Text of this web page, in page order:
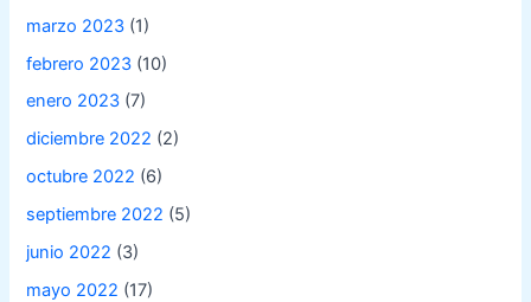
marzo 2023 (1)
febrero 2023 (10)
enero 2023 (7)
diciembre 2022 (2)
octubre 2022 (6)
septiembre 2022 (5)
junio 2022 (3)
mayo 2022 (17)